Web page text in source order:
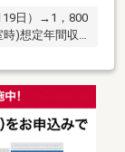
19日）→1，800
時)想定年間収